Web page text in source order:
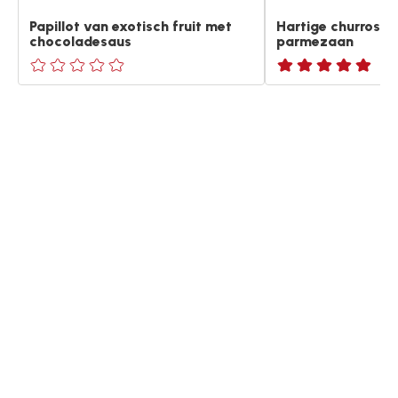
Papillot van exotisch fruit met
chocoladesaus
ratings.0
Hartige churros
parmezaan
ratings.NaN